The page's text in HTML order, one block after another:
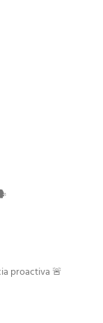
proactiva 🚨